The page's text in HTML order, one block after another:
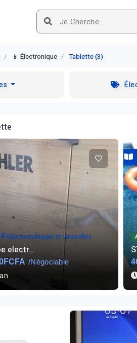
📱 Électronique Tablette (3)
🪑 Electroménager et vaisselles
electr...
/Négociable
A louer